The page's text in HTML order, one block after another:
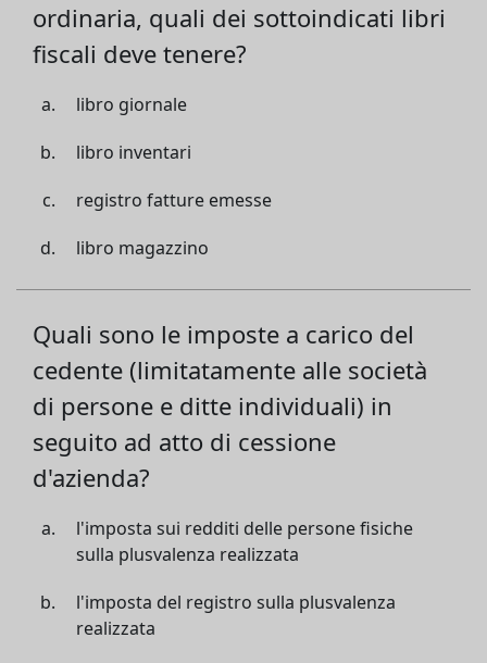
ordinaria, quali dei sottoindicati libri
fiscali deve tenere?
libro giornale
libro inventari
registro fatture emesse
libro magazzino
Quali sono le imposte a carico del
cedente (limitatamente alle società
di persone e ditte individuali) in
seguito ad atto di cessione
d'azienda?
l'imposta sui redditi delle persone fisiche
sulla plusvalenza realizzata
l'imposta del registro sulla plusvalenza
realizzata